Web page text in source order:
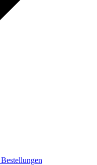
Bestellungen